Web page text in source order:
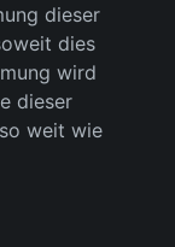
dieser
dies
wird
dieser
weit wie